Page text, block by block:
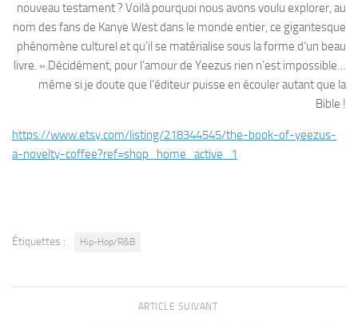
nouveau testament ? Voilà pourquoi nous avons voulu explorer, au
nom des fans de Kanye West dans le monde entier, ce gigantesque
phénomène culturel et qu’il se matérialise sous la forme d’un beau
livre. ».Décidément, pour l’amour de Yeezus rien n’est impossible…
même si je doute que l’éditeur puisse en écouler autant que la
Bible !
https://www.etsy.com/listing/218344545/the-book-of-yeezus-
a-novelty-coffee?ref=shop_home_active_1
Étiquettes : Hip-Hop/R&B
ARTICLE SUIVANT